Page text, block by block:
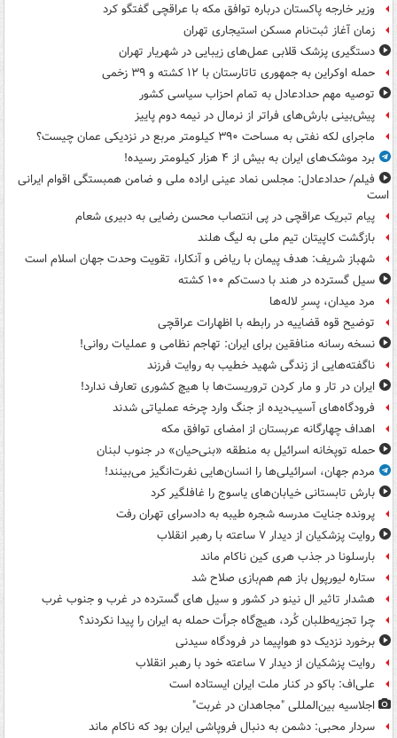
وزیر خارجه پاکستان درباره توافق مکه با عراقچی گفتگو کرد
زمان آغاز ثبت‌نام مسکن استیجاری تهران
دستگیری پزشک قلابی عمل‌های زیبایی در شهریار تهران
حمله اوکراین به جمهوری تاتارستان با ۱۲ کشته و ۳۹ زخمی
توصیه مهم حدادعادل به تمام احزاب سیاسی کشور
پیش‌بینی بارش‌های فراتر از نرمال در نیمه دوم پاییز
ماجرای لکه نفتی به مساحت ۳۹۰ کیلومتر مربع در نزدیکی عمان چیست؟
برد موشک‌های ایران به بیش از ۴ هزار کیلومتر رسیده!
فیلم/ حدادعادل: مجلس نماد عینی اراده ملی و ضامن همبستگی اقوام ایرانی
است
پیام تبریک عراقچی در پی انتصاب محسن رضایی به دبیری شعام
بازگشت کاپیتان تیم ملی به لیگ هلند
شهباز شریف: هدف پیمان با ریاض و آنکارا، تقویت وحدت جهان اسلام است
سیل گسترده در هند با دست‌کم ۱۰۰ کشته
مرد میدان، پسرِ لاله‌ها
توضیح قوه قضاییه در رابطه با اظهارات عراقچی
نسخه رسانه منافقین برای ایران: تهاجم نظامی و عملیات روانی!
ناگفته‌هایی از زندگی شهید خطیب به روایت فرزند
ایران در تار و مار کردن تروریست‌ها با هیچ کشوری تعارف ندارد!
فرودگاه‌های آسیب‌دیده از جنگ وارد چرخه عملیاتی شدند
اهداف چهارگانه عربستان از امضای توافق مکه
حمله توپخانه اسرائیل به منطقه «بنی‌حیان» در جنوب لبنان
مردم جهان، اسرائیلی‌ها را انسان‌هایی نفرت‌انگیز می‌بینند!
بارش تابستانی خیابان‌های یاسوج را غافلگیر کرد
پرونده جنایت مدرسه شجره طیبه به دادسرای تهران رفت
روایت پزشکیان از دیدار ۷ ساعته با رهبر انقلاب
بارسلونا در جذب هری کین ناکام ماند
ستاره لیورپول باز هم هم‌بازی صلاح شد
هشدار تاثیر ال نینو در کشور و سیل های گسترده در غرب و جنوب غرب
چرا تجزیه‌طلبان کُرد، هیچ‌گاه جرأت حمله به ایران را پیدا نکردند؟
برخورد نزدیک دو هواپیما در فرودگاه سیدنی
روایت پزشکیان از دیدار ۷ ساعته خود با رهبر انقلاب
علی‌اف: باکو در کنار ملت ایران ایستاده است
اجلاسیه بین‌المللی "مجاهدان در غربت"
سردار محبی: دشمن به دنبال فروپاشی ایران بود که ناکام ماند